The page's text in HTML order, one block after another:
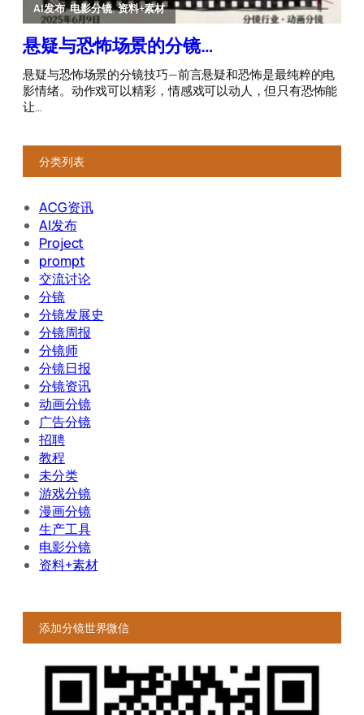
分类列表
ACG资讯
AI发布
Project
prompt
交流讨论
分镜
分镜发展史
分镜周报
分镜师
分镜日报
分镜资讯
动画分镜
广告分镜
招聘
教程
未分类
游戏分镜
漫画分镜
生产工具
电影分镜
资料+素材
添加分镜世界微信